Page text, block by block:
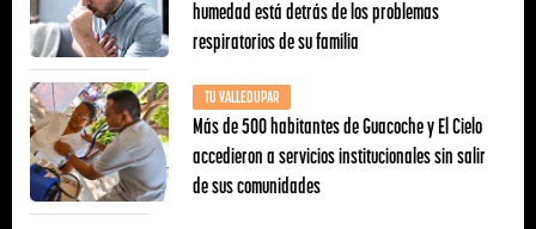
humedad está detrás de los problemas
respiratorios de su familia
TU VALLEDUPAR
Más de 500 habitantes de Guacoche y El Cielo
accedieron a servicios institucionales sin salir
de sus comunidades